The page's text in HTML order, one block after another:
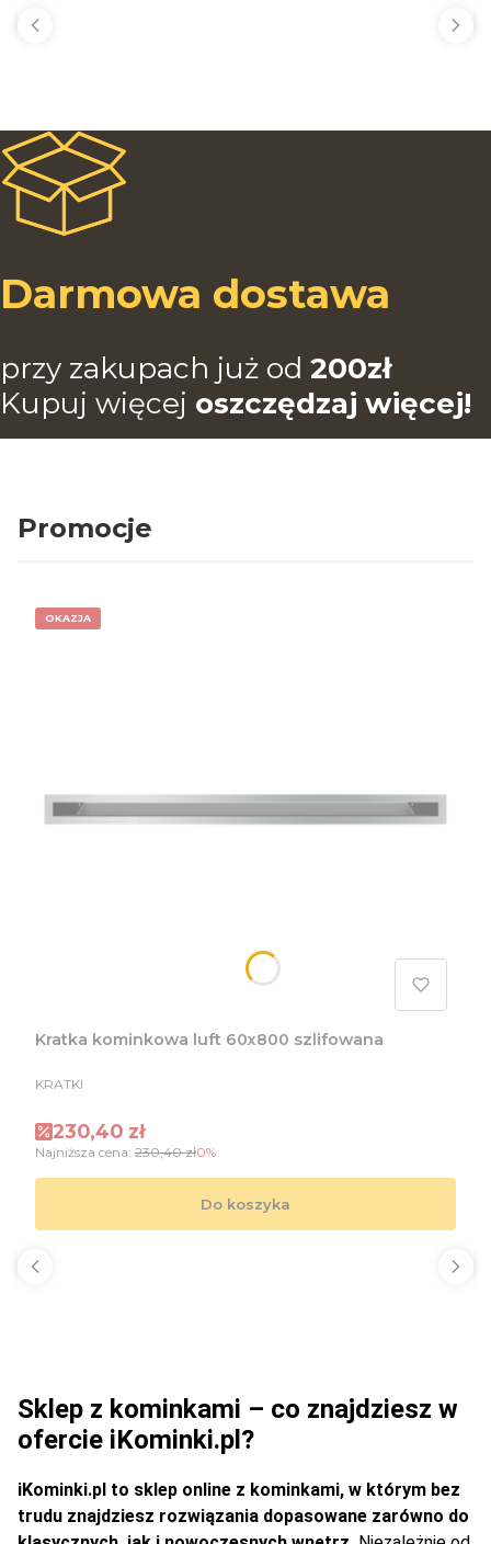
Darmowa dostawa
przy zakupach już od 200zł
Kupuj więcej oszczędzaj więcej!
Promocje
OKAZJA
Kratka kominkowa luft 60x800 szlifowana
PRODUCENT
KRATKI
Cena promocyjna
230,40 zł
Najniższa cena: 230,40 zł0%
Do koszyka
Sklep z kominkami – co znajdziesz w
ofercie iKominki.pl?
iKominki.pl to sklep online z kominkami, w którym bez
trudu znajdziesz rozwiązania dopasowane zarówno do